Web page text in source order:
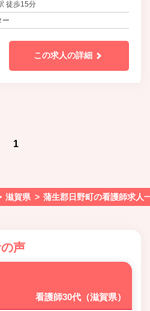
徒歩15分
ー
この求人の詳細
1
滋賀県 蒲生郡日野町の看護師求人
声
看護師30代（滋賀県）